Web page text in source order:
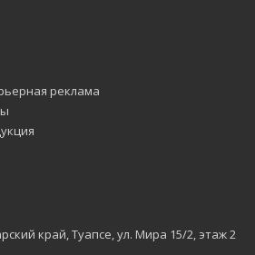
реклама
край, Туапсе, ул. Мира 15/2, этаж 2